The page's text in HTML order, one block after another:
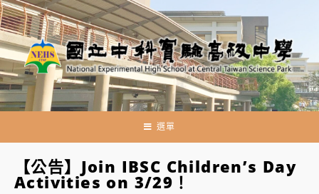
跳
轉
至
主
要
內
選單
【公告】Join IBSC Children’s Day
Activities on 3/29！